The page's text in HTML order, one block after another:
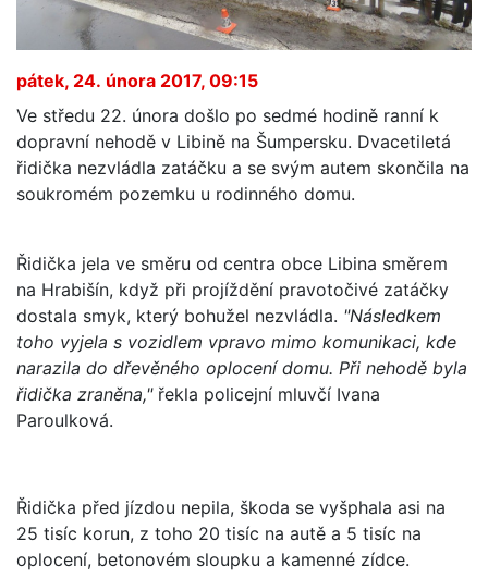
pátek, 24. února 2017, 09:15
Ve středu 22. února došlo po sedmé hodině ranní k
dopravní nehodě v Libině na Šumpersku. Dvacetiletá
řidička nezvládla zatáčku a se svým autem skončila na
soukromém pozemku u rodinného domu.
Řidička jela ve směru od centra obce Libina směrem
na Hrabišín, když při projíždění pravotočivé zatáčky
dostala smyk, který bohužel nezvládla. "Následkem
toho vyjela s vozidlem vpravo mimo komunikaci, kde
narazila do dřevěného oplocení domu. Při nehodě byla
řidička zraněna,"řekla policejní mluvčí Ivana
Paroulková.
Řidička před jízdou nepila, škoda se vyšphala asi na
25 tisíc korun, z toho 20 tisíc na autě a 5 tisíc na
oplocení, betonovém sloupku a kamenné zídce.